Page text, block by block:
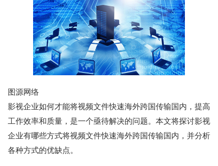
图源网络
影视企业如何才能将视频文件快速海外跨国传输国内，提高
工作效率和质量，是一个亟待解决的问题。本文将探讨影视
企业有哪些方式将视频文件快速海外跨国传输国内，并分析
各种方式的优缺点。